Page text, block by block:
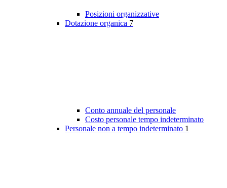
Posizioni organizzative
Dotazione organica 7
Conto annuale del personale
Costo personale tempo indeterminato
Personale non a tempo indeterminato 1